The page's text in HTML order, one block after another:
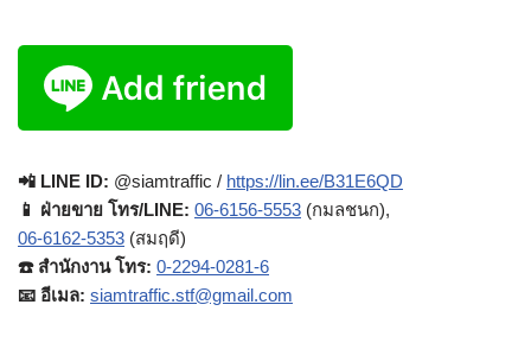
📲 LINE ID: @siamtraffic / https://lin.ee/B31E6QD
📱 ฝ่ายขาย โทร/LINE: 06-6156-5553 (กมลชนก),
06-6162-5353 (สมฤดี)
☎️ สำนักงาน โทร: 0-2294-0281-6
📧 อีเมล: siamtraffic.stf@gmail.com